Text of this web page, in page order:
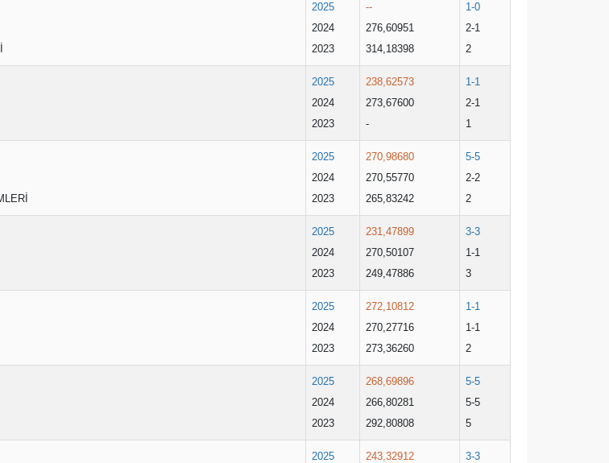
2025
2024
2023
--
276,60951
314,18398
1-0
2-1
2
2025
2024
2023
238,62573
273,67600
-
1-1
2-1
1
2025
2024
2023
270,98680
270,55770
265,83242
5-5
2-2
2
2025
2024
2023
231,47899
270,50107
249,47886
3-3
1-1
3
2025
2024
2023
272,10812
270,27716
273,36260
1-1
1-1
2
2025
2024
2023
268,69896
266,80281
292,80808
5-5
5-5
5
2025
243,32912
3-3